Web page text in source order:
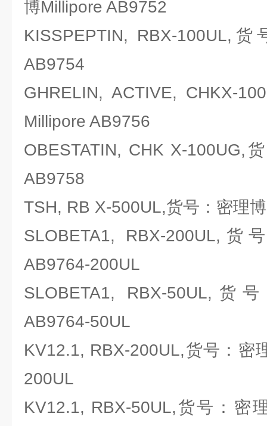
博Millipore AB9752
KISSPEPTIN, RBX-100UL,
AB9754
GHRELIN, ACTIVE, CHKX-
Millipore AB9756
OBESTATIN, CHK X-100UG,
AB9758
TSH, RB X-500UL,货号：密理
SLOBETA1, RBX-200UL,货
AB9764-200UL
SLOBETA1, RBX-50UL,货
AB9764-50UL
KV12.1, RBX-200UL,货号：密
200UL
KV12.1, RBX-50UL,货号：密